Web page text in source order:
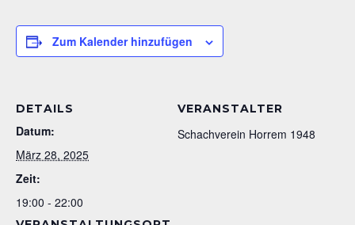
Zum Kalender hinzufügen
DETAILS
Datum:
März 28, 2025
Zeit:
19:00 - 22:00
VERANSTALTER
Schachverein Horrem 1948